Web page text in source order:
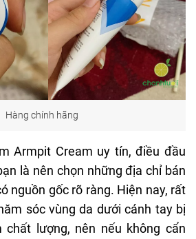
Hàng chính hãng
Armpit Cream uy tín, điều đầu
là nên chọn những địa chỉ bán
nguồn gốc rõ ràng. Hiện nay, rất
sóc vùng da dưới cánh tay bị
chất lượng, nên nếu không cẩn